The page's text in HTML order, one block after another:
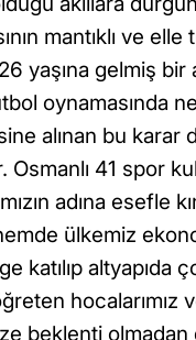
mantıklı ve
yaşına gelmiş bir
oynamasında
alınan bu karar
Osmanlı 41 spor
adına esefle
ülkemiz
katılıp altyapıda
hocalarımız
beklenti olmadan